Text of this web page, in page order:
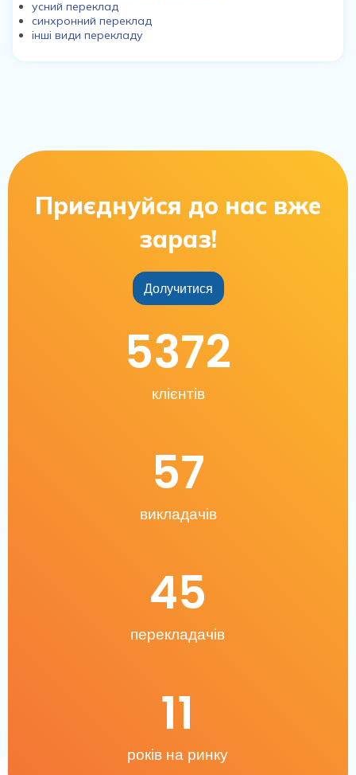
усний переклад
синхронний переклад
інші види перекладу
Приєднуйся до нас вже
зараз!
Долучитися
клієнтів
5372
викладачів
57
перекладачів
45
років на ринку
11